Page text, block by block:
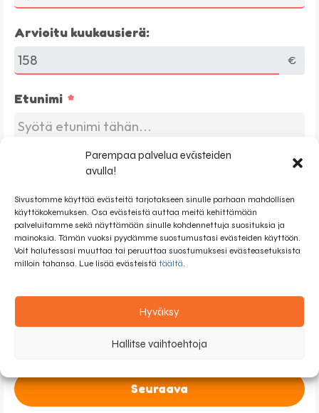
Parempaa palvelua evästeiden
avulla!
Sivustomme käyttää evästeitä tarjotakseen sinulle parhaan mahdollisen
käyttökokemuksen. Osa evästeistä auttaa meitä kehittämään
palveluitamme sekä näyttämään sinulle kohdennettuja suosituksia ja
mainoksia. Tämän vuoksi pyydämme suostumustasi evästeiden käyttöön.
Voit halutessasi muuttaa tai peruuttaa suostumuksesi evästeasetuksista
milloin tahansa. Lue lisää evästeistä täältä.
Hyväksy
Hallitse vaihtoehtoja
Arvioitu kuukausierä:
€
Etunimi
Puhelinnumero
F
3
8
sähköpostitse. Lähetämme sinulle lainatarjouksia
sähköpostitse. Voit halutessasi peruuttaa viestit yhdellä
Lisätietoja tästä.
Seuraava